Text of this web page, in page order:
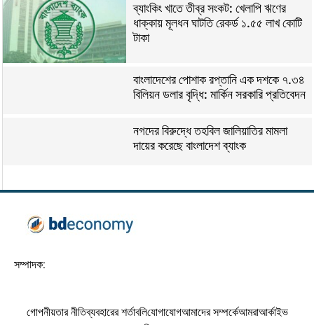
ব্যাংকিং খাতে তীব্র সংকট: খেলাপি ঋণের
ধাক্কায় মূলধন ঘাটতি রেকর্ড ১.৫৫ লাখ কোটি
টাকা
বাংলাদেশের পোশাক রপ্তানি এক দশকে ৭.৩৪
বিলিয়ন ডলার বৃদ্ধি: মার্কিন সরকারি প্রতিবেদন
নগদের বিরুদ্ধে তহবিল জালিয়াতির মামলা
দায়ের করেছে বাংলাদেশ ব্যাংক
সম্পাদক:
গোপনীয়তার নীতিব্যবহারের শর্তাবলিযোগাযোগআমাদের সম্পর্কেআমরাআর্কাইভ